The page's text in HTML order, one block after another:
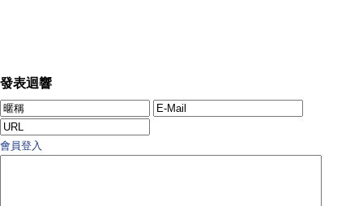
發表迴響
會員登入